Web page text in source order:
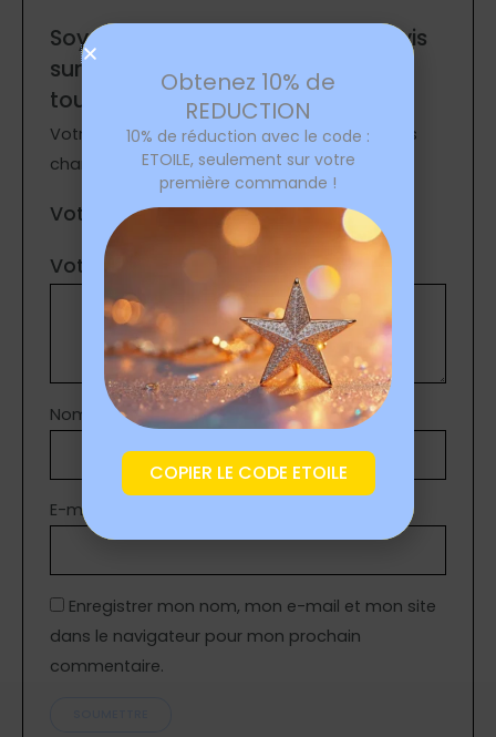
Soyez le premier à laisser votre avis
sur “Collier etoile de mer dorée
tourbillon”
Votre adresse e-mail ne sera pas publiée.
Les
champs obligatoires sont indiqués avec
Votre note*
Votre avis
Nom
E-mail
Enregistrer mon nom, mon e-mail et mon site
dans le navigateur pour mon prochain
commentaire.
Obtenez 10% de
REDUCTION
10% de réduction avec le code :
ETOILE, seulement sur votre
première commande !
COPIER LE CODE ETOILE